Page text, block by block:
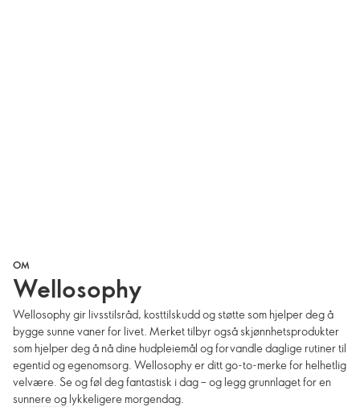
OM
Wellosophy
Wellosophy gir livsstilsråd, kosttilskudd og støtte som hjelper deg å
bygge sunne vaner for livet. Merket tilbyr også skjønnhetsprodukter
som hjelper deg å nå dine hudpleiemål og forvandle daglige rutiner til
egentid og egenomsorg. Wellosophy er ditt go-to-merke for helhetlig
velvære. Se og føl deg fantastisk i dag – og legg grunnlaget for en
sunnere og lykkeligere morgendag.